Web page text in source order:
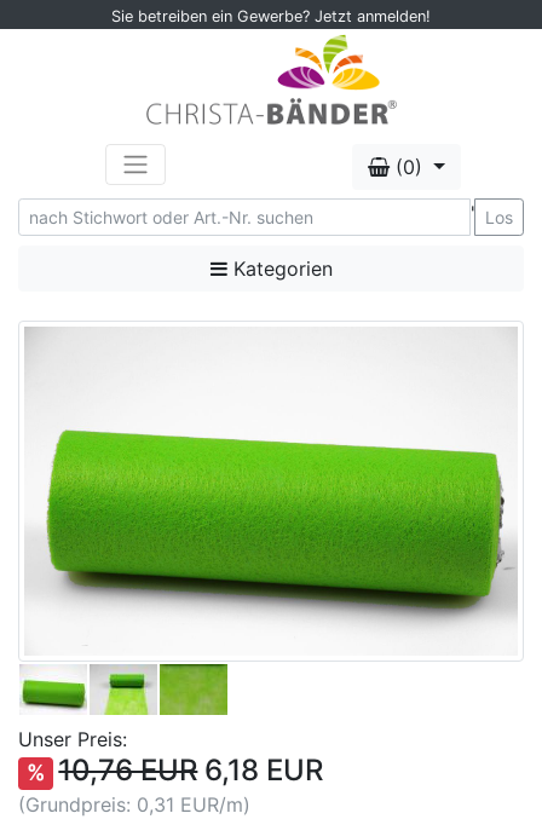
Sie betreiben ein Gewerbe? Jetzt anmelden!
(0)
' Los
Kategorien
Unser Preis:
% 10,76 EUR 6,18 EUR
(Grundpreis: 0,31 EUR/m)